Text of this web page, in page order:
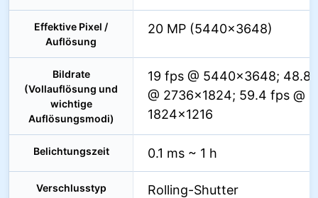
Effektive Pixel /
Auflösung
20 MP (5440×3648)
Bildrate
(Vollauflösung und
wichtige
Auflösungsmodi)
19 fps @ 5440×3648; 48.8
@ 2736×1824; 59.4 fps @
1824×1216
Belichtungszeit 0.1 ms ~ 1 h
Verschlusstyp Rolling-Shutter